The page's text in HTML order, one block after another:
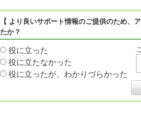
【 より良いサポート情報のご提供のため
たか？
役に立った
役に立たなかった
役に立ったが、わかりづらかった